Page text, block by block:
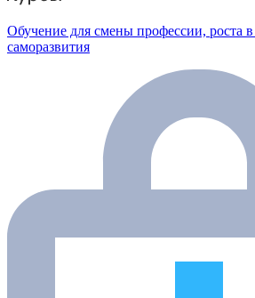
Обучение для смены профессии, роста в
саморазвития